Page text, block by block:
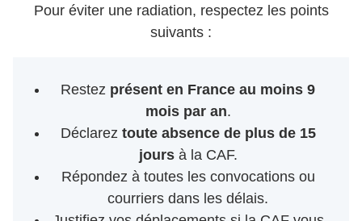
Pour éviter une radiation, respectez les points
suivants :
Restez présent en France au moins 9
mois par an.
Déclarez toute absence de plus de 15
joursà la CAF.
Répondez à toutes les convocations ou
courriers dans les délais.